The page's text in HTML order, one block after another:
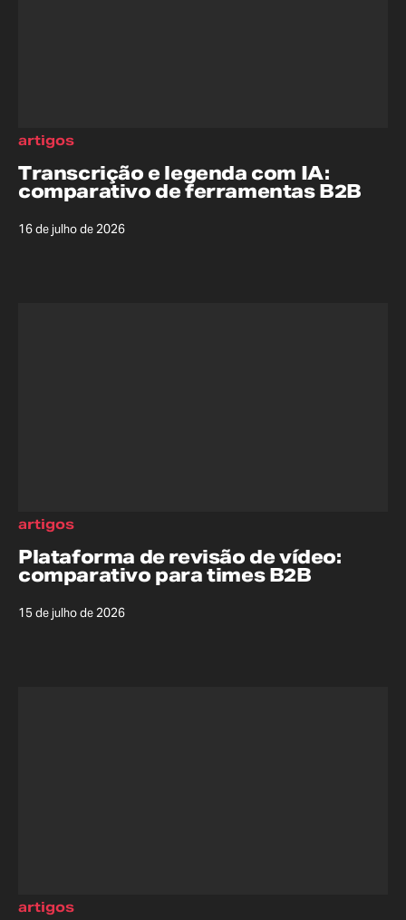
Transcrição e legenda com IA:
comparativo de ferramentas B2B
16 de julho de 2026
artigos
Plataforma de revisão de vídeo:
comparativo para times B2B
15 de julho de 2026
artigos
artigos